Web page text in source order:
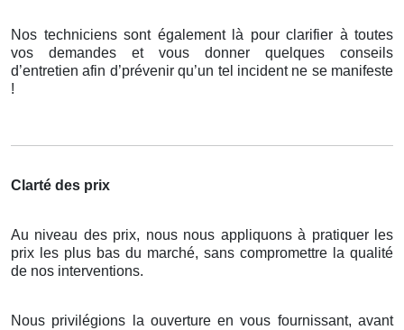
Nos techniciens sont également là pour clarifier à toutes
vos demandes et vous donner quelques conseils
d’entretien afin d’prévenir qu’un tel incident ne se manifeste
!
Clarté des prix
Au niveau des prix, nous nous appliquons à pratiquer les
prix les plus bas du marché, sans compromettre la qualité
de nos interventions.
Nous privilégions la ouverture en vous fournissant, avant